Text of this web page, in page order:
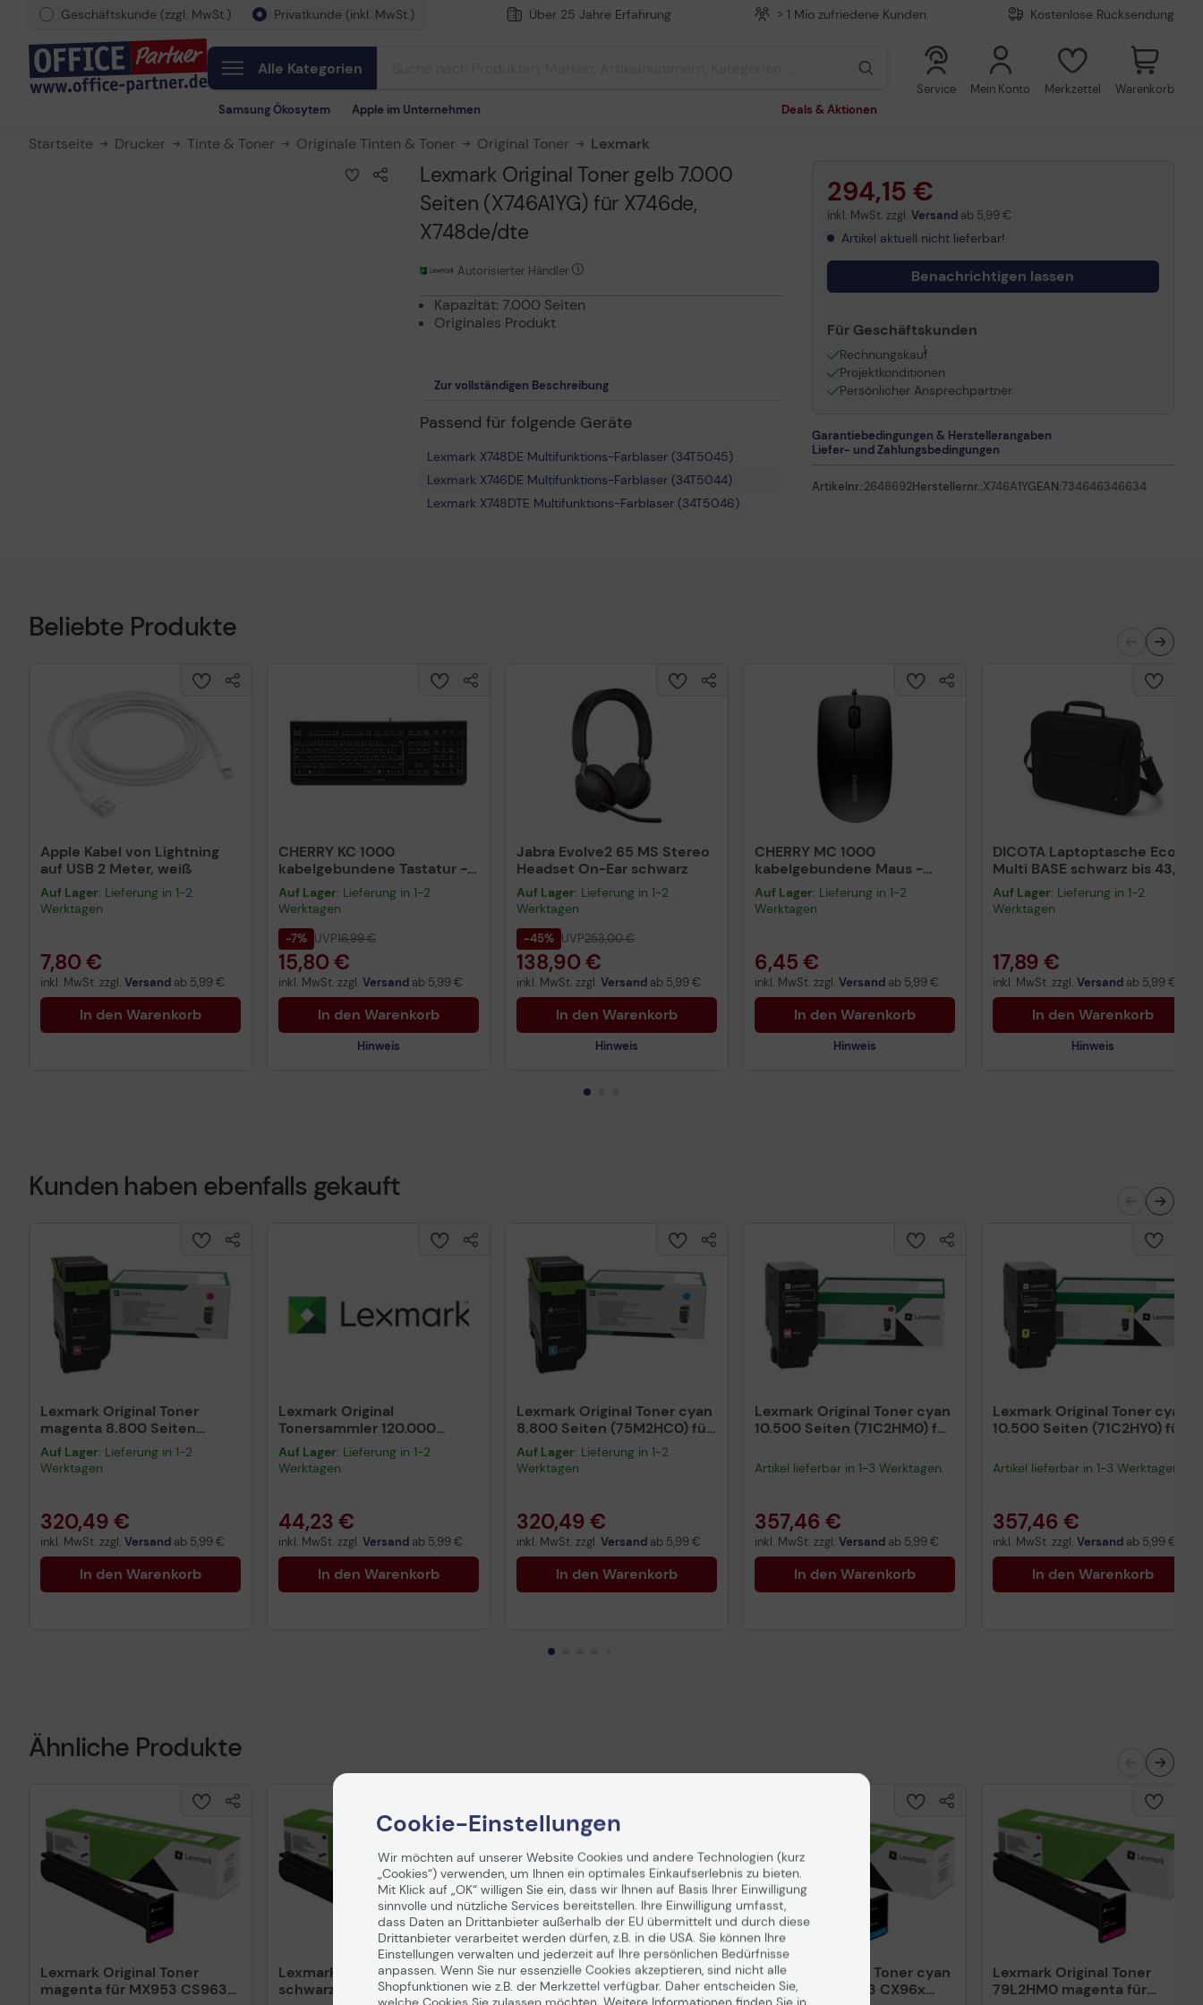
Geschäftskunde (zzgl. MwSt.) Privatkunde (inkl. MwSt.) Über 25 Jahre Erfahrung > 1 Mio zufriedene Kunden Kostenlose Rücksendung
Alle Kategorien
Samsung Ökosytem Apple im Unternehmen Deals & Aktionen
Service Mein Konto Merkzettel Warenkorb
Startseite Drucker Tinte & Toner Originale Tinten & Toner Original Toner Lexmark
Lexmark Original Toner gelb 7.000
Seiten (X746A1YG) für X746de,
X748de/dte
Autorisierter Händler
Kapazität: 7.000 Seiten
Originales Produkt
Zur vollständigen Beschreibung
Passend für folgende Geräte
Lexmark X748DE Multifunktions-Farblaser (34T5045)
Lexmark X746DE Multifunktions-Farblaser (34T5044)
Lexmark X748DTE Multifunktions-Farblaser (34T5046)
294,15 €
inkl. MwSt. zzgl. Versandab 5,99 €
Artikel aktuell nicht lieferbar!
Benachrichtigen lassen
Für Geschäftskunden
Rechnungskauf
1
Projektkonditionen
Persönlicher Ansprechpartner
Garantiebedingungen & Herstellerangaben
Liefer- und Zahlungsbedingungen
Artikelnr.:2648692Herstellernr.:X746A1YGEAN:734646346634
Beliebte Produkte
Apple Kabel von Lightning
auf USB 2 Meter, weiß
Auf Lager: Lieferung in 1-2
Werktagen
7,80 €
inkl. MwSt. zzgl. Versand ab 5,99 €
In den Warenkorb
CHERRY KC 1000
kabelgebundene Tastatur -
QWERTZ DE - schwarz
Auf Lager: Lieferung in 1-2
Werktagen
-7% UVP16,99 €
15,80 €
inkl. MwSt. zzgl. Versand ab 5,99 €
In den Warenkorb
Hinweis
Technisches Produktdatenblatt
Jabra Evolve2 65 MS Stereo
Headset On-Ear schwarz
Auf Lager: Lieferung in 1-2
Werktagen
-45% UVP253,00 €
138,90 €
inkl. MwSt. zzgl. Versand ab 5,99 €
In den Warenkorb
Hinweis
CHERRY MC 1000
kabelgebundene Maus -
schwarz
Auf Lager: Lieferung in 1-2
Werktagen
6,45 €
inkl. MwSt. zzgl. Versand ab 5,99 €
In den Warenkorb
Hinweis
DICOTA Laptoptasche Eco
Multi BASE schwarz bis 43,9
cm (17,3 Zoll)
Auf Lager: Lieferung in 1-2
Werktagen
17,89 €
inkl. MwSt. zzgl. Versand ab 5,99 €
In den Warenkorb
Hinweis
Kunden haben ebenfalls gekauft
Lexmark Original Toner
magenta 8.800 Seiten
(75M2HM0) für CX532adwe
Auf Lager: Lieferung in 1-2
Werktagen
320,49 €
inkl. MwSt. zzgl. Versand ab 5,99 €
In den Warenkorb
Lexmark Original
Tonersammler 120.000
Seiten (77L0W00) für
CS963, CX833
Auf Lager: Lieferung in 1-2
Werktagen
44,23 €
inkl. MwSt. zzgl. Versand ab 5,99 €
In den Warenkorb
Lexmark Original Toner cyan
8.800 Seiten (75M2HC0) für
CX532adwe
Auf Lager: Lieferung in 1-2
Werktagen
320,49 €
inkl. MwSt. zzgl. Versand ab 5,99 €
In den Warenkorb
Lexmark Original Toner cyan
10.500 Seiten (71C2HM0) für
CX730de, CX735adse
Artikel lieferbar in 1-3 Werktagen.
357,46 €
inkl. MwSt. zzgl. Versand ab 5,99 €
In den Warenkorb
Lexmark Original Toner cyan
10.500 Seiten (71C2HY0) für
CX730de, CX735adse
Artikel lieferbar in 1-3 Werktagen.
357,46 €
inkl. MwSt. zzgl. Versand ab 5,99 €
In den Warenkorb
Ähnliche Produkte
Lexmark Original Toner
magenta für MX953 CS963
Lexmark Original Toner
schwarz für MX953 CS963
Lexmark Original Toner
yellow für MX953 CS963
Lexmark Original Toner cyan
für MX953 CS963 CX96x
Lexmark Original Toner
79L2HM0 magenta für
Cookie-Einstellungen
Wir möchten auf unserer Website Cookies und andere Technologien (kurz
„Cookies“) verwenden, um Ihnen ein optimales Einkaufserlebnis zu bieten.
Mit Klick auf „OK“ willigen Sie ein, dass wir Ihnen auf Basis Ihrer Einwilligung
sinnvolle und nützliche Services bereitstellen. Ihre Einwilligung umfasst,
dass Daten an Drittanbieter außerhalb der EU übermittelt und durch diese
Drittanbieter verarbeitet werden dürfen, z.B. in die USA. Sie können Ihre
Einstellungen verwalten und jederzeit auf Ihre persönlichen Bedürfnisse
anpassen. Wenn Sie nur essenzielle Cookies akzeptieren, sind nicht alle
Shopfunktionen wie z.B. der Merkzettel verfügbar. Daher entscheiden Sie,